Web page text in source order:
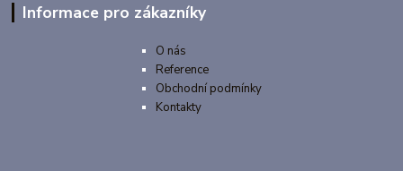
Informace pro zákazníky
O nás
Reference
Obchodní podmínky
Kontakty